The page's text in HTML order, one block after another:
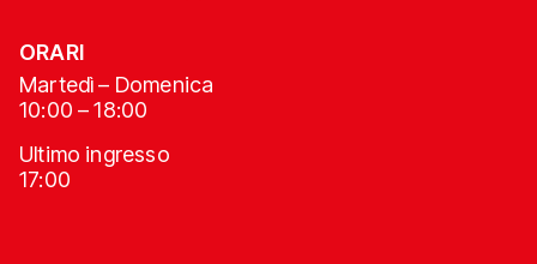
ORARI
Martedì – Domenica
10:00 – 18:00
Ultimo ingresso
17:00